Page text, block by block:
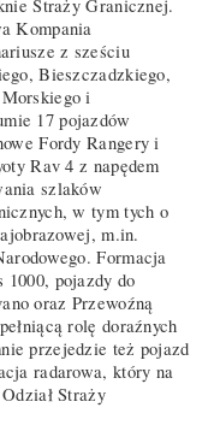
Straży Granicznej.
Kompania
z sześciu
Bieszczadzkiego,
i
17 pojazdów
Fordy Rangery i
Rav 4 z napędem
szlaków
w tym tych o
m.in.
Formacja
pojazdy do
oraz Przewoźną
rolę doraźnych
przejedzie też pojazd
radarowa, który na
Straży